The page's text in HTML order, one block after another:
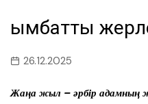
Қымбатты
26.12.2025
Жаңа жыл – әрбір адамның